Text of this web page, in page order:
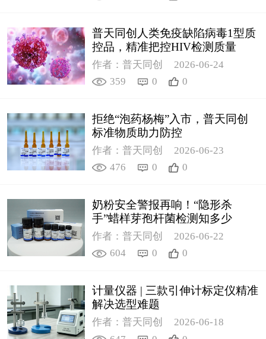
普天同创人类免疫缺陷病毒1型质
控品，精准把控HIV检测质量
作者：普天同创
2026-06-24
359
0 0
拒绝“泡药杨梅”入市，普天同创
标准物质助力防控
作者：普天同创
2026-06-23
476
0 0
奶粉安全警报再响！“隐形杀
手”蜡样芽孢杆菌检测知多少
作者：普天同创
2026-06-22
604
0 0
计量仪器 | 三款引伸计标定仪精准
解决选型难题
作者：普天同创
2026-06-18